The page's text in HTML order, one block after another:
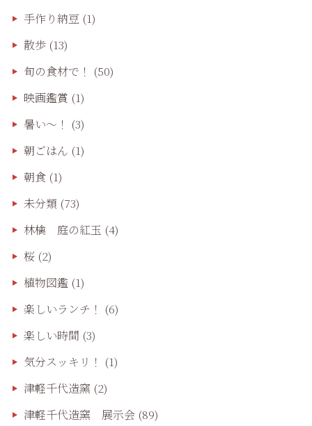
手作り納豆 (1)
散歩(13)
旬の食材で！ (50)
映画鑑賞 (1)
暑い～！ (3)
朝ごはん (1)
朝食(1)
未分類 (73)
林檎 庭の紅玉 (4)
桜(2)
植物図鑑 (1)
楽しいランチ！ (6)
楽しい時間 (3)
気分スッキリ！ (1)
津軽千代造窯 (2)
津軽千代造窯 展示会(89)